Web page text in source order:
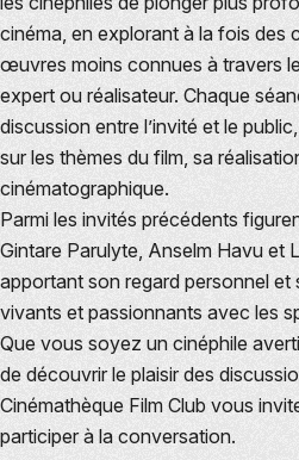
cinéma, en explorant à la fois des
œuvres moins connues à travers
expert ou réalisateur. Chaque
discussion entre l’invité et le
sur les thèmes du film, sa
cinématographique.
Parmi les invités précédents
Gintare Parulyte, Anselm Havu et
apportant son regard personnel et
vivants et passionnants avec les
Que vous soyez un cinéphile
de découvrir le plaisir des
Cinémathèque Film Club vous
participer à la conversation.